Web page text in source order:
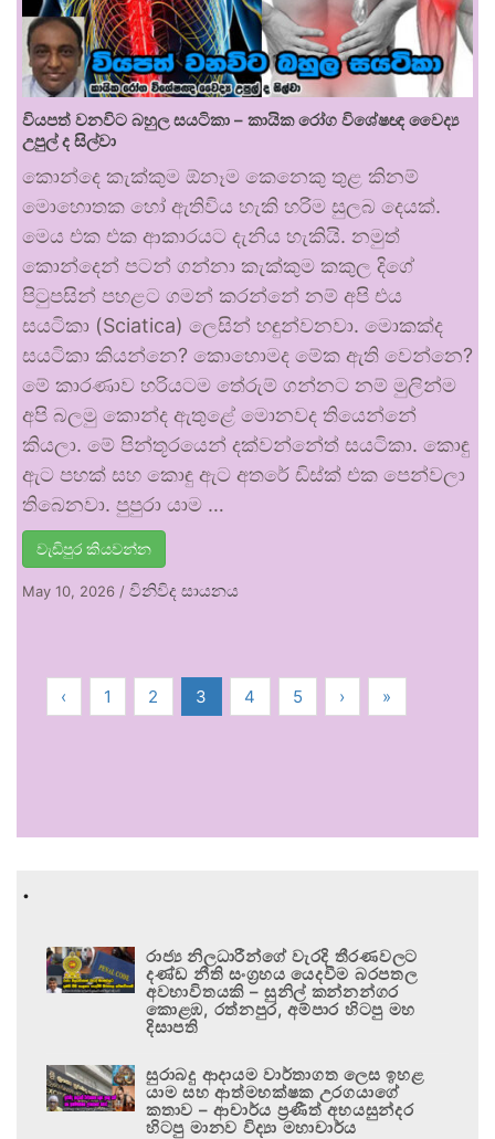
වියපත් වනවිට බහුල සයටිකා – කායික රෝග විශේෂඥ වෛද්‍ය
උපුල් ද සිල්වා
කොන්දෙ කැක්කුම ඕනෑම කෙනෙකු තුළ කිනම්
මොහොතක හෝ ඇතිවිය හැකි හරිම සුලබ දෙයක්.
මෙය එක එක ආකාරයට දැනිය හැකියි. නමුත්
කොන්දෙන් පටන් ගන්නා කැක්කුම කකුල දිගේ
පිටුපසින් පහළට ගමන් කරන්නේ නම් අපි එය
සයටිකා (Sciatica) ලෙසින් හඳුන්වනවා. මොකක්ද
සයටිකා කියන්නෙ? කොහොමද මේක ඇති වෙන්නෙ?
මේ කාරණාව හරියටම තේරුම් ගන්නට නම් මුලින්ම
අපි බලමු කොන්ද ඇතුළේ මොනවද තියෙන්නේ
කියලා. මේ පින්තූරයෙන් දක්වන්නේත් සයටිකා. කොඳු
ඇට පහක් සහ කොඳු ඇට අතරේ ඩිස්ක් එක පෙන්වලා
තිබෙනවා. පුපුරා යාම …
වැඩිපුර කියවන්න
May 10, 2026 / විනිවිද සායනය
‹ 1 2 3 4 5 › »
.
රාජ්‍ය නිලධාරීන්ගේ වැරදි තීරණවලට
දණ්ඩ නීති සංග්‍රහය යෙදවීම බරපතල
අවභාවිතයකි – සුනිල් කන්නන්ගර
කොළඹ, රත්නපුර, අම්පාර හිටපු මහ
දිසාපති
සුරාබදු ආදායම වාර්තාගත ලෙස ඉහළ
යාම සහ ආත්මභක්ෂක උරගයාගේ
කතාව – ආචාර්ය ප්‍රණීත් අභයසුන්දර
හිටපු මානව විද්‍යා මහාචාර්ය